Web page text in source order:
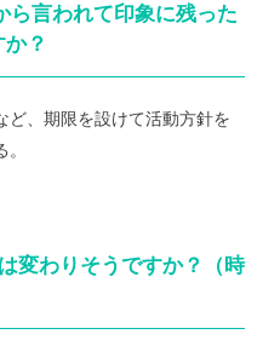
ら言われて印象に残った
？
ど、期限を設けて活動方針を
変わりそうですか？（時